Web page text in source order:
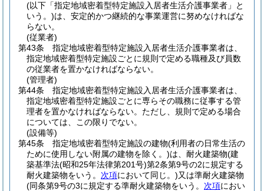
(以下「指定地域密着型特定施設入居者生活介護事業者」と
いう。)は、安定的かつ継続的な事業運営に努めなければな
らない。
(従業者)
第43条
指定地域密着型特定施設入居者生活介護事業者は、
指定地域密着型特定施設ごとに規則で定める職種及び員数
の従業者を置かなければならない。
(管理者)
第44条
指定地域密着型特定施設入居者生活介護事業者は、
指定地域密着型特定施設ごとに専らその職務に従事する管
理者を置かなければならない。 ただし、規則で定める場合
については、この限りでない。
(設備等)
第45条
指定地域密着型特定施設の建物(利用者の日常生活の
ために使用しない附属の建物を除く。)は、耐火建築物(建
築基準法(昭和25年法律第201号)第2条第9号の2に規定する
耐火建築物をいう。 次項において同じ。)又は準耐火建築物
(同条第9号の3に規定する準耐火建築物をいう。 次項におい